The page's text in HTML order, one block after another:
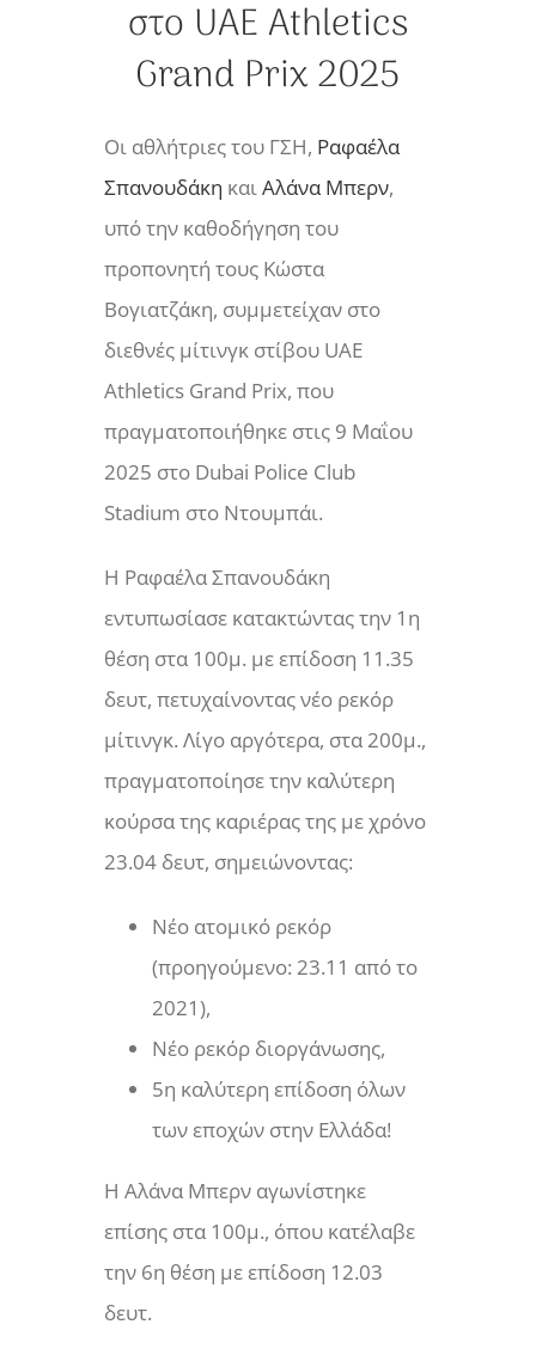
στο UAE Athletics
Grand Prix 2025
Οι αθλήτριες του ΓΣΗ, Ραφαέλα
Σπανουδάκη καιΑλάνα Μπερν,
υπό την καθοδήγηση του
προπονητή τους Κώστα
Βογιατζάκη, συμμετείχαν στο
διεθνές μίτινγκ στίβου UAE
Athletics Grand Prix, που
πραγματοποιήθηκε στις 9 Μαΐου
2025 στο Dubai Police Club
Stadium στο Ντουμπάι.
Η Ραφαέλα Σπανουδάκη
εντυπωσίασε κατακτώντας την 1η
θέση στα 100μ. με επίδοση 11.35
δευτ, πετυχαίνοντας νέο ρεκόρ
μίτινγκ. Λίγο αργότερα, στα 200μ.,
πραγματοποίησε την καλύτερη
κούρσα της καριέρας της με χρόνο
23.04 δευτ, σημειώνοντας:
Νέο ατομικό ρεκόρ
(προηγούμενο: 23.11 από το
2021),
Νέο ρεκόρ διοργάνωσης,
5η καλύτερη επίδοση όλων
των εποχών στην Ελλάδα!
Η Αλάνα Μπερν αγωνίστηκε
επίσης στα 100μ., όπου κατέλαβε
την 6η θέση με επίδοση 12.03
δευτ.